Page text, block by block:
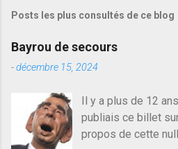
t
e
r
u
m
m
e
Posts les plus consultés de ce blog
Bayrou de secours
-décembre 15, 2024
Il y a plus de 12
publiais ce billet
propos de cette